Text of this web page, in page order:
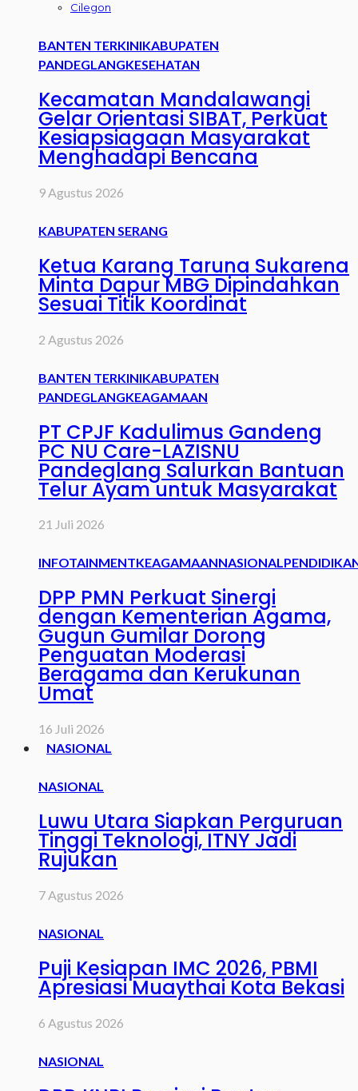
Cilegon
BANTEN TERKINIKABUPATEN
PANDEGLANGKESEHATAN
Kecamatan Mandalawangi
Gelar Orientasi SIBAT, Perkuat
Kesiapsiagaan Masyarakat
Menghadapi Bencana
9 Agustus 2026
KABUPATEN SERANG
Ketua Karang Taruna Sukarena
Minta Dapur MBG Dipindahkan
Sesuai Titik Koordinat
2 Agustus 2026
BANTEN TERKINIKABUPATEN
PANDEGLANGKEAGAMAAN
PT CPJF Kadulimus Gandeng
PC NU Care-LAZISNU
Pandeglang Salurkan Bantuan
Telur Ayam untuk Masyarakat
21 Juli 2026
INFOTAINMENTKEAGAMAANNASIONAL
DPP PMN Perkuat Sinergi
dengan Kementerian Agama,
Gugun Gumilar Dorong
Penguatan Moderasi
Beragama dan Kerukunan
Umat
16 Juli 2026
NASIONAL
NASIONAL
Luwu Utara Siapkan Perguruan
Tinggi Teknologi, ITNY Jadi
Rujukan
7 Agustus 2026
NASIONAL
Puji Kesiapan IMC 2026, PBMI
Apresiasi Muaythai Kota Bekasi
6 Agustus 2026
NASIONAL